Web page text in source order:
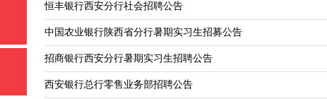
恒丰银行西安分行社会招聘公告
中国农业银行陕西省分行暑期实习生招募公告
招商银行西安分行暑期实习生招聘公告
西安银行总行零售业务部招聘公告